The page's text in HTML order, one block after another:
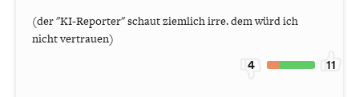
(der "KI-Reporter" schaut ziemlich irre. dem würd ich
nicht vertrauen)
4 11